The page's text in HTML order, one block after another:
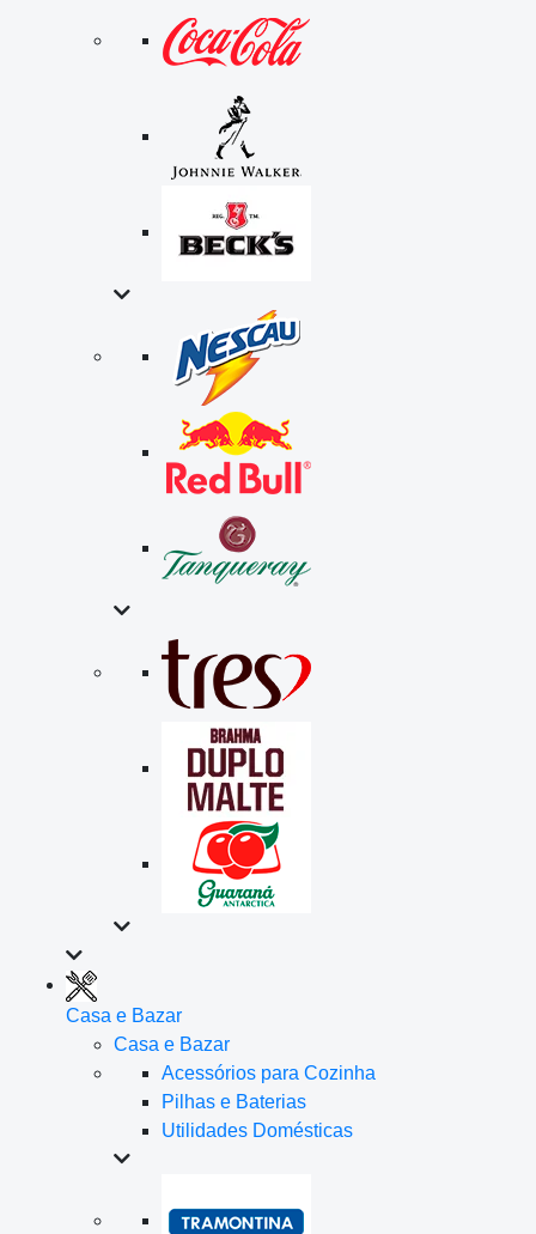
Casa e Bazar
Casa e Bazar
Acessórios para Cozinha
Pilhas e Baterias
Utilidades Domésticas